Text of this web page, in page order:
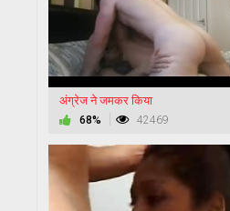
अंग्रेज ने जमकर किया
68% 42469